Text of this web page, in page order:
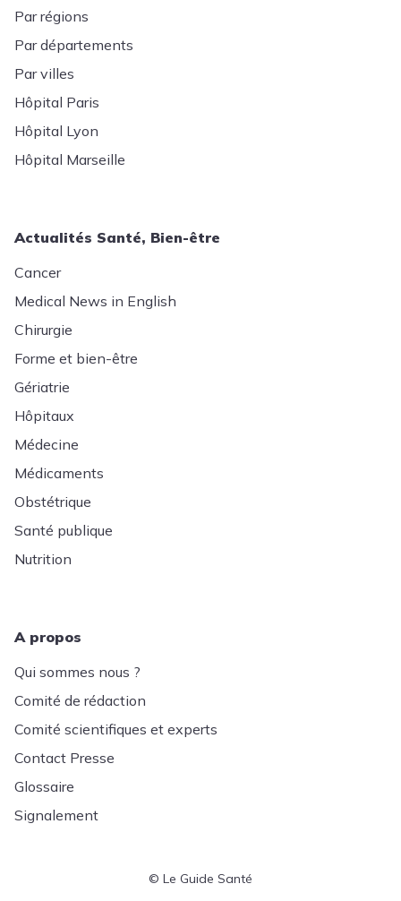
Par régions
Par départements
Par villes
Hôpital Paris
Hôpital Lyon
Hôpital Marseille
Actualités Santé, Bien-être
Cancer
Medical News in English
Chirurgie
Forme et bien-être
Gériatrie
Hôpitaux
Médecine
Médicaments
Obstétrique
Santé publique
Nutrition
A propos
Qui sommes nous ?
Comité de rédaction
Comité scientifiques et experts
Contact Presse
Glossaire
Signalement
© Le Guide Santé